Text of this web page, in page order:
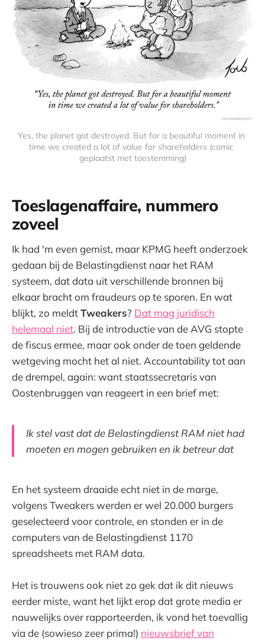
Yes, the planet got destroyed. But for a beautiful moment in
time we created a lot of value for shareholders (comic
geplaatst met toestemming)
Toeslagenaffaire, nummero
zoveel
Ik had 'm even gemist, maar KPMG heeft onderzoek
gedaan bij de Belastingdienst naar het RAM
systeem, dat data uit verschillende bronnen bij
elkaar bracht om fraudeurs op te sporen. En wat
blijkt, zo meldtTweakers? Dat mag juridisch
helemaal niet. Bij de introductie van de AVG stopte
de fiscus ermee, maar ook onder de toen geldende
wetgeving mocht het al niet. Accountability tot aan
de drempel, again: want staatssecretaris van
Oostenbruggen van reageert in een brief met:
Ik stel vast dat de Belastingdienst RAM niet had
moeten en mogen gebruiken en ik betreur dat
En het systeem draaide echt niet in de marge,
volgens Tweakers werden er wel 20.000 burgers
geselecteerd voor controle, en stonden er in de
computers van de Belastingdienst 1170
spreadsheets met RAM data.
Het is trouwens ook niet zo gek dat ik dit nieuws
eerder miste, want het lijkt erop dat grote media er
nauwelijks over rapporteerden, ik vond het toevallig
via de (sowieso zeer prima!) nieuwsbrief van